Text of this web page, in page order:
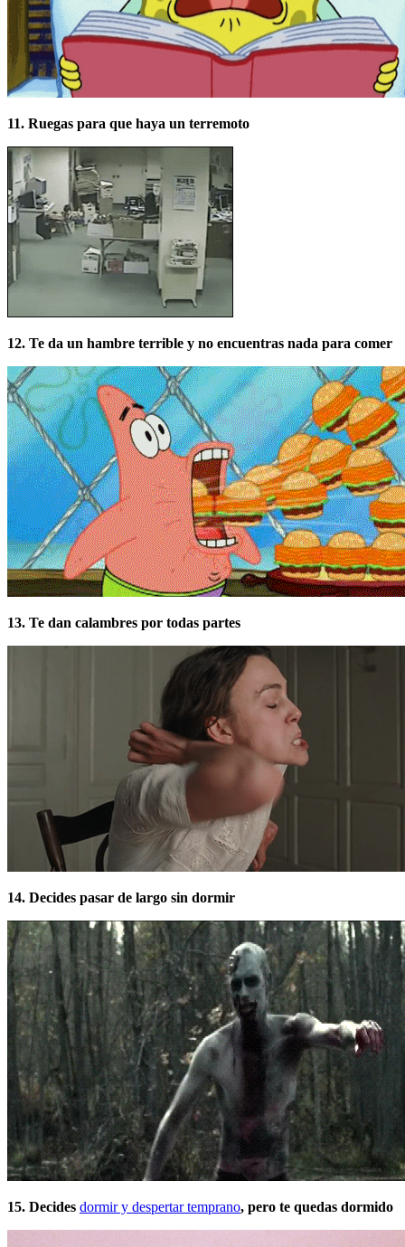
11. Ruegas para que haya un terremoto
12. Te da un hambre terrible y no encuentras nada para comer
13. Te dan calambres por todas partes
14. Decides pasar de largo sin dormir
15. Decides dormir y despertar temprano, pero te quedas dormido